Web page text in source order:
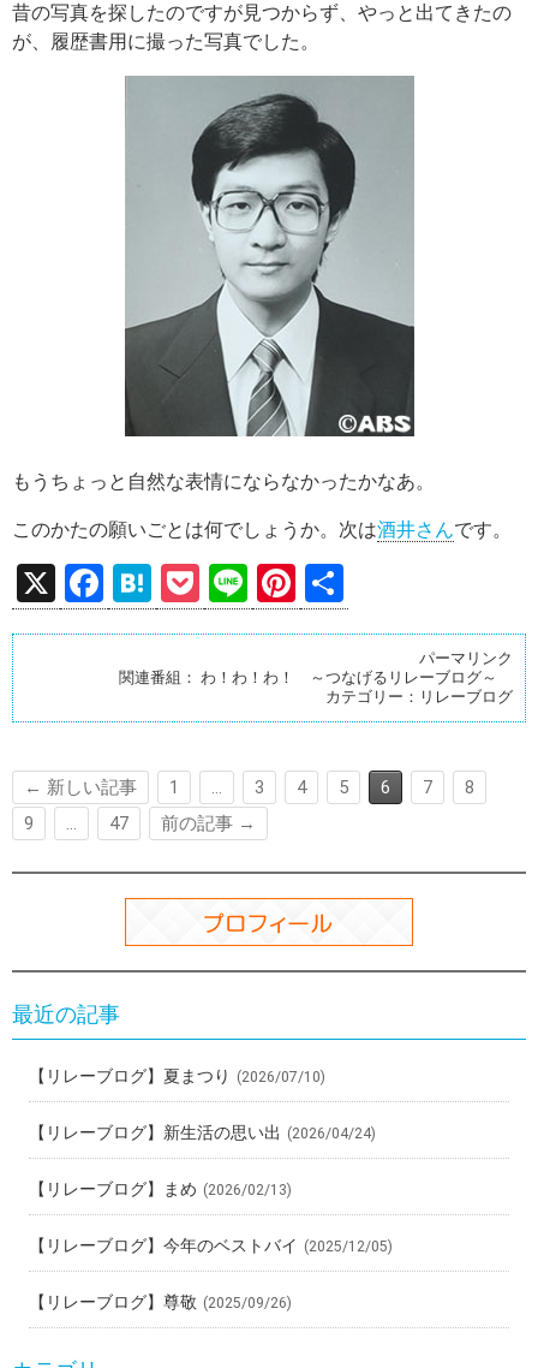
昔の写真を探したのですが見つからず、やっと出てきたの
が、履歴書用に撮った写真でした。
もうちょっと自然な表情にならなかったかなあ。
このかたの願いごとは何でしょうか。次は酒井さんです。
X
F
a
ce
b
o
o
k
H
at
e
n
a
P
o
ck
et
Li
n
e
Pi
nt
es
t
有
パーマリンク
関連番組： わ！わ！わ！ ～つなげるリレーブログ～
カテゴリー： リレーブログ
← 新しい記事 1 … 3 4 5 6 7
8
9
… 47 前の記事 →
最近の記事
【リレーブログ】夏まつり (2026/07/10)
【リレーブログ】新生活の思い出 (2026/04/24)
【リレーブログ】まめ (2026/02/13)
【リレーブログ】今年のベストバイ (2025/12/05)
【リレーブログ】尊敬 (2025/09/26)